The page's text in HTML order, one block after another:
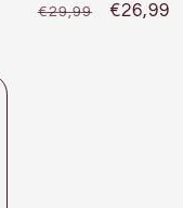
Preço
€29,99
Preço
€26,99